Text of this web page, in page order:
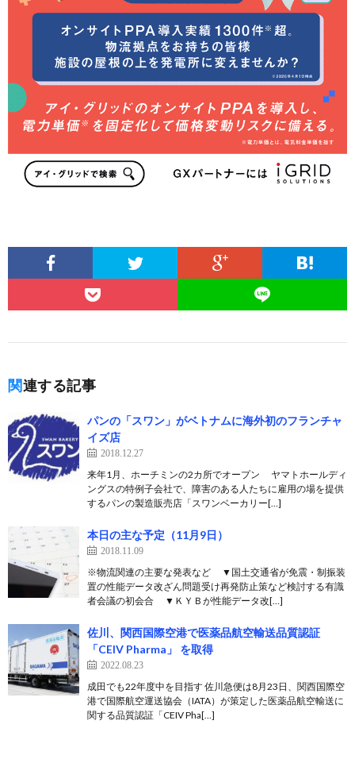
関連する記事
パンの「スワン」がベトナムに海外初のフランチャ
イズ店
2018.12.27
来年1月、ホーチミンの2カ所でオープン ヤマトホールディ
ングスの特例子会社で、障害のある人たちに雇用の場を提供
するパンの製造販売店「スワンベーカリー[…]
本日の主な予定（11月9日）
2018.11.09
※物流関連の主要な発表など ▼国土交通省が免震・制振装
置の性能データ改ざん問題受け再発防止策など検討する有識
者会議の初会合 ▼ＫＹＢが性能データ改[…]
佐川、関西国際空港で医薬品航空輸送品質認証
「CEIV Pharma」 を取得
2022.08.23
成田でも22年度中を目指す 佐川急便は8月23日、関西国際空
港で国際航空運送協会（IATA）が策定した医薬品航空輸送に
関する品質認証「CEIV Pha[…]